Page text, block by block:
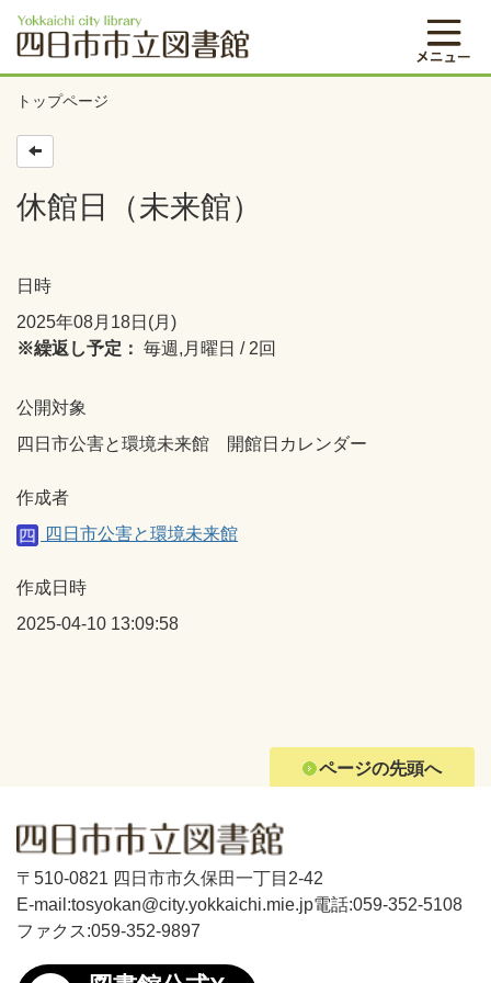
トップページ
休館日（未来館）
日時
2025年08月18日(月)
※繰返し予定： 毎週,月曜日 / 2回
公開対象
四日市公害と環境未来館 開館日カレンダー
作成者
四日市公害と環境未来館
作成日時
2025-04-10 13:09:58
ページの先頭へ
〒510-0821 四日市市久保田一丁目2-42
E-mail:tosyokan@city.yokkaichi.mie.jp電話:059-352-5108
ファクス:059-352-9897